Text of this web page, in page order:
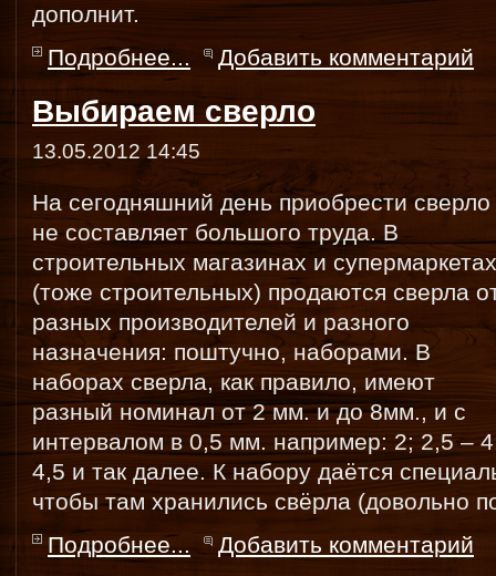
дополнит.
Подробнее...
Добавить комментарий
Выбираем сверло
13.05.2012 14:45
На сегодняшний день приобрести сверло
не составляет большого труда. В
строительных магазинах и супермаркетах
(тоже строительных) продаются сверла
разных производителей и разного
назначения: поштучно, наборами. В
наборах сверла, как правило, имеют
разный номинал от 2 мм. и до 8мм., и с
интервалом в 0,5 мм. например: 2; 2,5 –
4,5 и так далее. К набору даётся
чтобы там хранились свёрла (довольно
Подробнее...
Добавить комментарий